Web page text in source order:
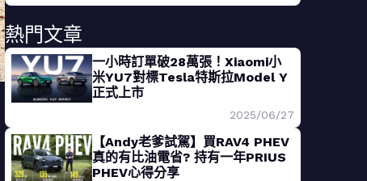
熱門文章
一小時訂單破28萬張！Xiaomi小
米YU7對標Tesla特斯拉Model Y
正式上市
2025/06/27
【Andy老爹試駕】買RAV4 PHEV
真的有比油電省? 持有一年PRIUS
PHEV心得分享